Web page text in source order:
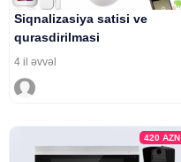
Siqnalizasiya satisi ve
qurasdirilmasi
4 il əvvəl
420AZN